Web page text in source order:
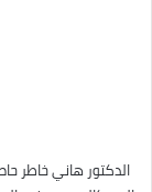
الدكتور هاني خاطر